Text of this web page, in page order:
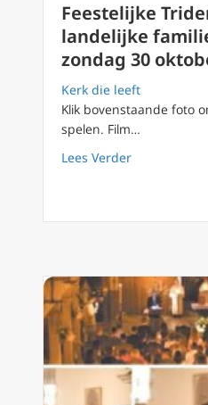
Feestelijke
landelijke
zondag 30
Kerk die leeft
Klik bovenstaande foto
spelen. Film…
Lees Verderabout